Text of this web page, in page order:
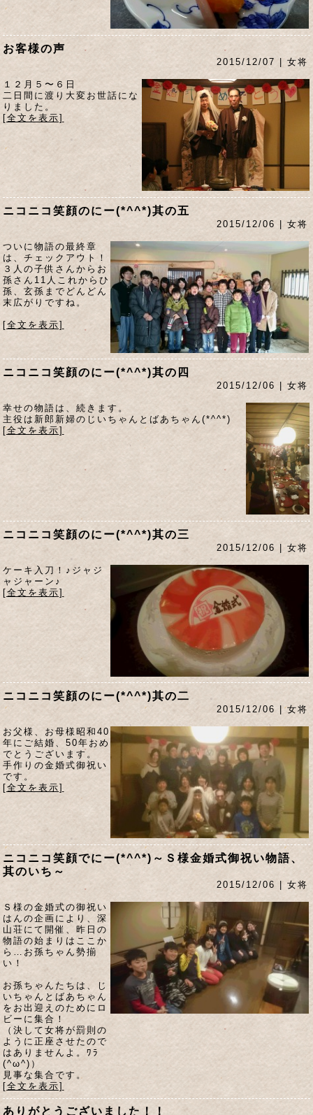
お客様の声
2015/12/07 | 女将
１２月５〜６日
二日間に渡り大変お世話にな
りました。
[全文を表示]
ニコニコ笑顔のにー(*^^*)其の五
2015/12/06 | 女将
ついに物語の最終章
は、チェックアウト！
３人の子供さんからお
孫さん11人これからひ
孫、玄孫までどんどん
末広がりですね。
[全文を表示]
ニコニコ笑顔のにー(*^^*)其の四
2015/12/06 | 女将
幸せの物語は、続きます。
主役は新郎新婦のじいちゃんとばあちゃん(*^^*)
[全文を表示]
ニコニコ笑顔のにー(*^^*)其の三
2015/12/06 | 女将
ケーキ入刀！♪ジャジ
ャジャーン♪
[全文を表示]
ニコニコ笑顔のにー(*^^*)其の二
2015/12/06 | 女将
お父様、お母様昭和40
年にご結婚、50年おめ
でとうございます。
手作りの金婚式御祝い
です。
[全文を表示]
ニコニコ笑顔でにー(*^^*)～Ｓ様金婚式御祝い物語、
其のいち～
2015/12/06 | 女将
Ｓ様の金婚式の御祝い
はんの企画により、深
山荘にて開催、昨日の
物語の始まりはここか
ら…お孫ちゃん勢揃
い！
お孫ちゃんたちは、じ
いちゃんとばあちゃん
をお出迎えのためにロ
ビーに集合！
（決して女将が罰則の
ように正座させたので
はありませんよ。ﾜﾗ
(^ω^)）
見事な集合です。
[全文を表示]
ありがとうございました！！